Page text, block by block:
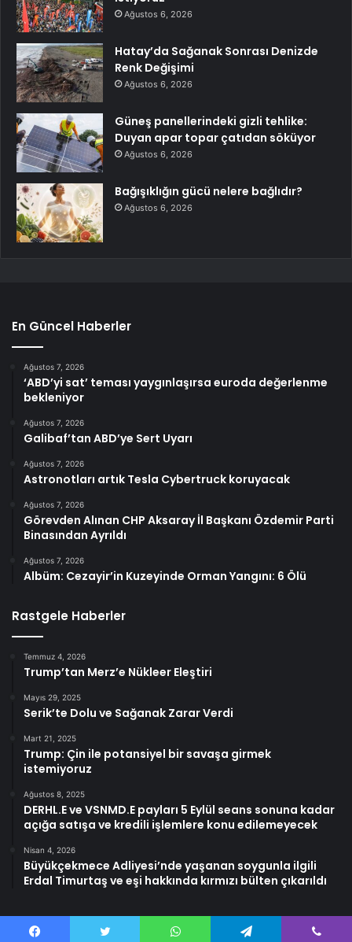
Ağustos 6, 2026
Hatay’da Sağanak Sonrası Denizde
Renk Değişimi
Ağustos 6, 2026
Güneş panellerindeki gizli tehlike:
Duyan apar topar çatıdan söküyor
Ağustos 6, 2026
Bağışıklığın gücü nelere bağlıdır?
Ağustos 6, 2026
En Güncel Haberler
Ağustos 7, 2026
‘ABD’yi sat’ teması yaygınlaşırsa euroda değerlenme
bekleniyor
Ağustos 7, 2026
Galibaf’tan ABD’ye Sert Uyarı
Ağustos 7, 2026
Astronotları artık Tesla Cybertruck koruyacak
Ağustos 7, 2026
Görevden Alınan CHP Aksaray İl Başkanı Özdemir Parti
Binasından Ayrıldı
Ağustos 7, 2026
Albüm: Cezayir’in Kuzeyinde Orman Yangını: 6 Ölü
Rastgele Haberler
Temmuz 4, 2026
Trump’tan Merz’e Nükleer Eleştiri
Mayıs 29, 2025
Serik’te Dolu ve Sağanak Zarar Verdi
Mart 21, 2025
Trump: Çin ile potansiyel bir savaşa girmek
istemiyoruz
Ağustos 8, 2025
DERHL.E ve VSNMD.E payları 5 Eylül seans sonuna kadar
açığa satışa ve kredili işlemlere konu edilemeyecek
Nisan 4, 2026
Büyükçekmece Adliyesi’nde yaşanan soygunla ilgili
Erdal Timurtaş ve eşi hakkında kırmızı bülten çıkarıldı